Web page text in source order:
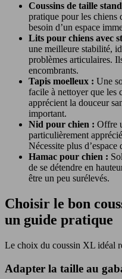
Coussins de taille
pratique pour les chiens
besoin d’un espace
Lits pour chiens avec
une meilleure stabilité,
problèmes articulaires.
encombrants.
Tapis moelleux : Une
facile à nettoyer que les
apprécient la douceur
important.
Nid pour chien : Offre
particulièrement
Nécessite plus d’espace
Hamac pour chien :
de se détendre en
être un peu surélevés.
Choisir le bon
un guide pratique
Le choix du coussin XL idéal
Adapter la taille au